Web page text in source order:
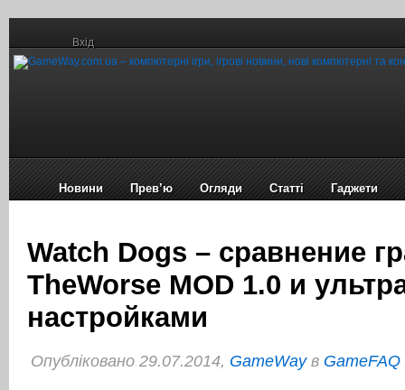
Вхід
Новини Прев’ю Огляди Статті Гаджети
Watch Dogs – сравнение
TheWorse MOD 1.0 и
настройками
Опубліковано 29.07.2014, GameWayв GameFAQ